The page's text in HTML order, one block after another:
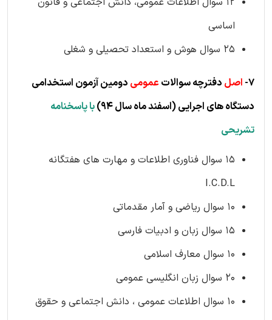
اساسی
25 سوال هوش و استعداد تحصیلی و شغلی
7- اصل دفترچه سوالات عمومی دومین آزمون استخدامی
دستگاه های اجرایی(اسفند ماه سال 94)
با پاسخنامه
تشریحی
15 سوال فناوری اطلاعات و مهارت های هفتگانه
I.C.D.L
10 سوال ریاضی و آمار مقدماتی
15 سوال زبان و ادبیات فارسی
10 سوال معارف اسلامی
20 سوال زبان انگلیسی عمومی
10 سوال اطلاعات عمومی ، دانش اجتماعی و حقوق